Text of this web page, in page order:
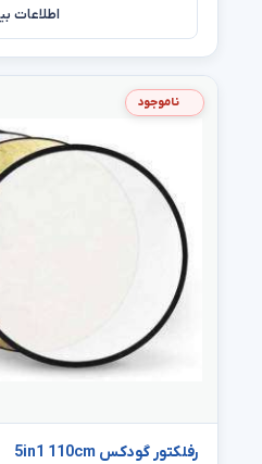
اطلاعات
ناموجود
رفلکتور گودکس 5in1 110cm